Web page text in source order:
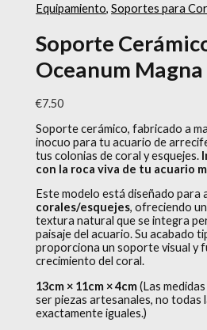
Equipamiento,Soportes para
Soporte
Oceanum Magna
€7.50
Soporte cerámico, fabricado a
inocuo para tu acuario de
tus colonias de coral y esquejes.
con la roca viva de tu acuario
Este modelo está diseñado para
corales/esquejes, ofreciendo
textura natural que se integra
paisaje del acuario. Su acabado
proporciona un soporte visual y
crecimiento del coral.
13cm × 11cm × 4cm(Las
ser piezas artesanales, no todas
exactamente iguales.)